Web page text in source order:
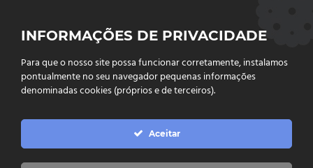
FALE CONOSCO
Endereço:Rua Said Abdalla, Nº 310, Jardim Rio Claro. CEP
75802-035, Jataí - GO
INFORMAÇÕES DE PRIVACIDADE
Para que o nosso site possa funcionar corretamente, instalamos
pontualmente no seu navegador pequenas informações
denominadas cookies (próprios e de terceiros).
Aceitar